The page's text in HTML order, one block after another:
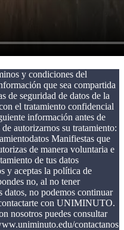
y condiciones del
que sea compartida
de seguridad de datos de la
el tratamiento confidencial
información antes de
autorizarnos su tratamiento:
Manifiestas que
de manera voluntaria e
de tus datos
y aceptas la política de
no, al no tener
datos, no podemos continuar
con UNIMINUTO.
nosotros puedes consultar
contactanos